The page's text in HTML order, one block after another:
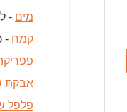
מים -
קמח -
אבקת
פלפל